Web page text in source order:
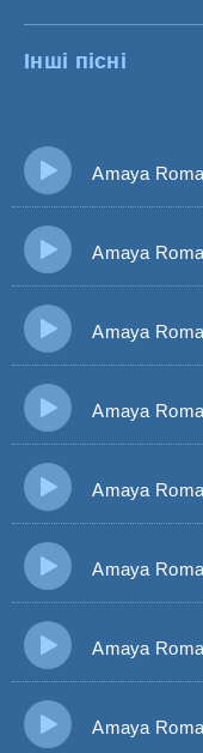
Інші пісні
Amaya Roma
Amaya Roma -
Amaya Roma
Amaya Roma
Amaya Roma
Amaya Roma
Amaya Roma
Amaya Roma